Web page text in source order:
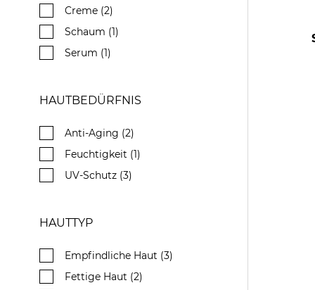
Creme (2)
Schaum (1)
Serum (1)
HAUTBEDÜRFNIS
Anti-Aging (2)
Feuchtigkeit (1)
UV-Schutz (3)
HAUTTYP
Empfindliche Haut (3)
Fettige Haut (2)